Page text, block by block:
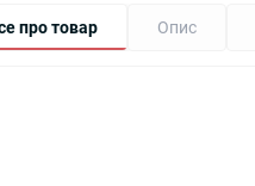
про товар Опис